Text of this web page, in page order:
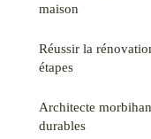
maison
Réussir la
étapes
Architecte
durables